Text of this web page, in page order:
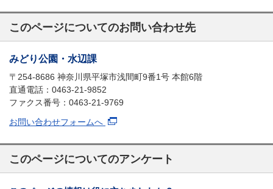
このページについてのお問い合わせ先
みどり公園・水辺課
〒254-8686 神奈川県平塚市浅間町9番1号 本館6階
直通電話：0463-21-9852
ファクス番号：0463-21-9769
お問い合わせフォームへ
このページについてのアンケート